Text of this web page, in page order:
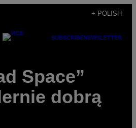
+ POLISH
SUBSCRIBENEWSLETTER
Space”
dobrą